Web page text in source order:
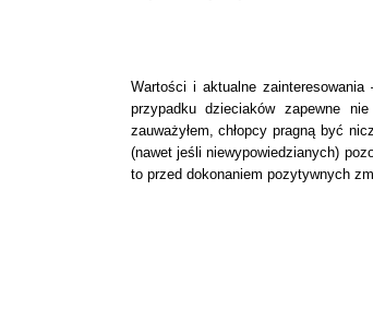
Wartości i aktualne
przypadku dzieciaków zapewne
zauważyłem, chłopcy pragną być
(nawet jeśli niewypowiedzianych)
to przed dokonaniem pozytywnych